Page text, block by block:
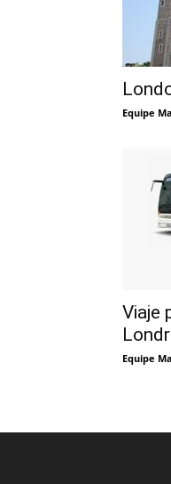
Equipe
Viaje
Equipe